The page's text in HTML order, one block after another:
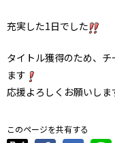
充実した1日でした
タイトル獲得のため、
ます
応援よろしくお願いしま
このページを共有する